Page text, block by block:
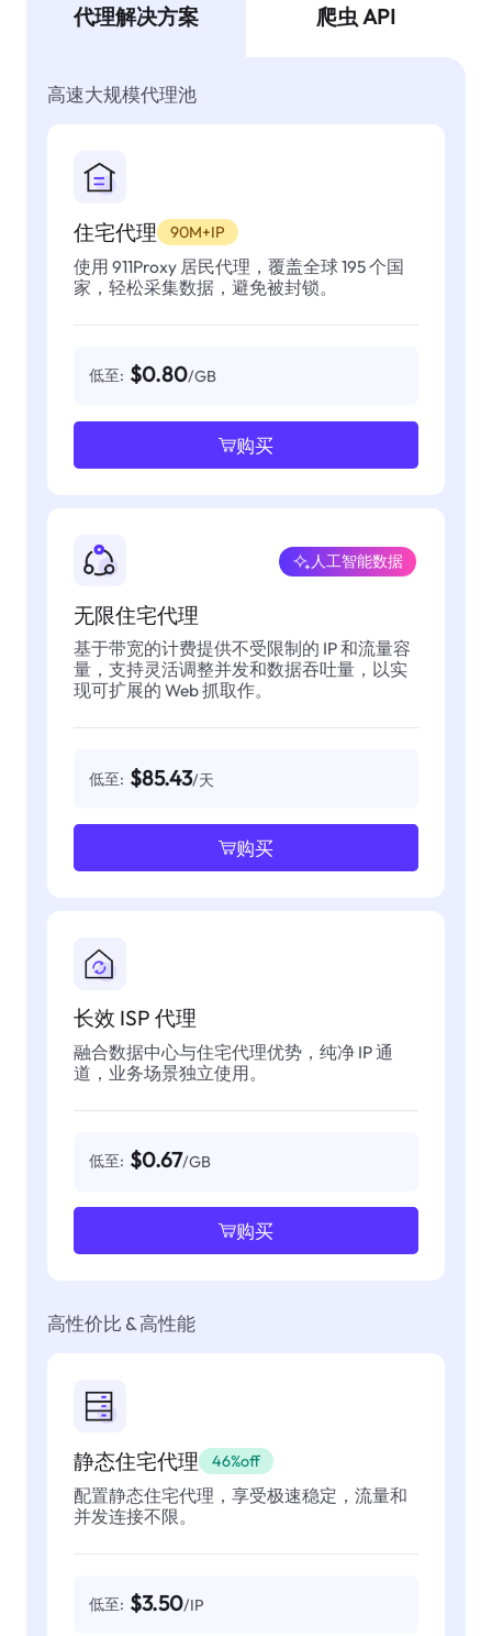
代理解决方案 爬虫 API
高速大规模代理池
住宅代理 90M+IP
使用 911Proxy 居民代理，覆盖全球 195 个国
家，轻松采集数据，避免被封锁。
低至: $0.80/GB
购买
无限住宅代理
人工智能数据
基于带宽的计费提供不受限制的 IP 和流量容
量，支持灵活调整并发和数据吞吐量，以实
现可扩展的 Web 抓取作。
低至: $85.43/天
购买
长效 ISP 代理
融合数据中心与住宅代理优势，纯净 IP 通
道，业务场景独立使用。
低至: $0.67/GB
购买
高性价比 & 高性能
静态住宅代理 46%off
配置静态住宅代理，享受极速稳定，流量和
并发连接不限。
低至: $3.50/IP